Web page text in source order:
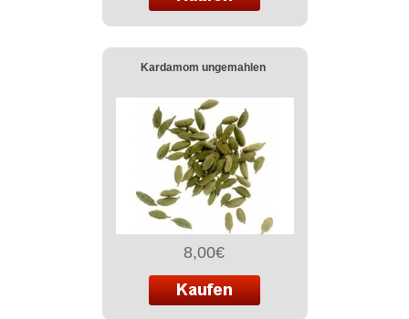
Kardamom ungemahlen
8,00€